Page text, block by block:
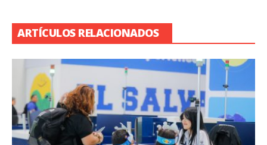
ARTÍCULOS RELACIONADOS